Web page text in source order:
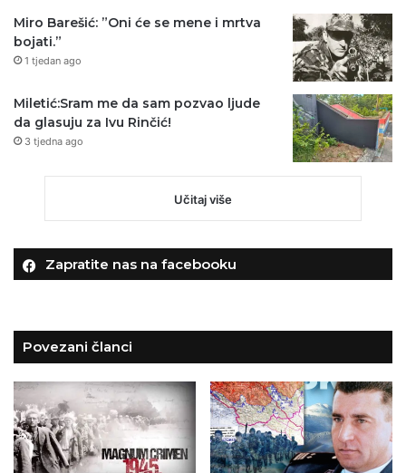
Miro Barešić: ”Oni će se mene i mrtva
bojati.”
1 tjedan ago
Miletić:Sram me da sam pozvao ljude
da glasuju za Ivu Rinčić!
3 tjedna ago
Učitaj više
Zapratite nas na facebooku
Povezani članci